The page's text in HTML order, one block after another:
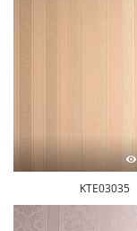
KTE03035